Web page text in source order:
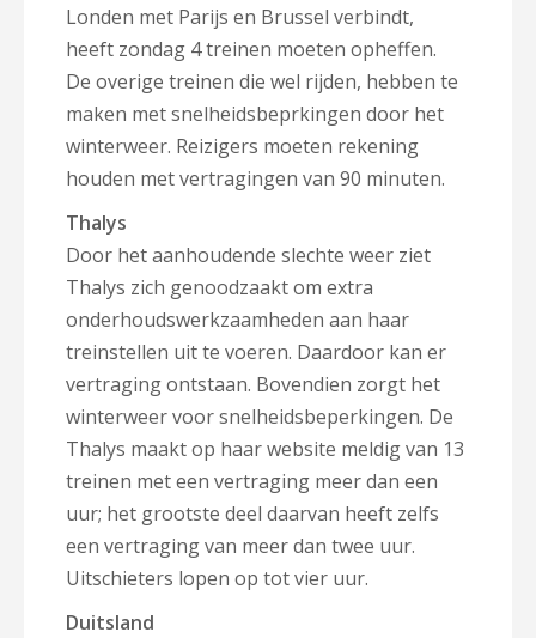
Londen met Parijs en Brussel verbindt,
heeft zondag 4 treinen moeten opheffen.
De overige treinen die wel rijden, hebben te
maken met snelheidsbeprkingen door het
winterweer. Reizigers moeten rekening
houden met vertragingen van 90 minuten.
Thalys
Door het aanhoudende slechte weer ziet
Thalys zich genoodzaakt om extra
onderhoudswerkzaamheden aan haar
treinstellen uit te voeren. Daardoor kan er
vertraging ontstaan. Bovendien zorgt het
winterweer voor snelheidsbeperkingen. De
Thalys maakt op haar website meldig van 13
treinen met een vertraging meer dan een
uur; het grootste deel daarvan heeft zelfs
een vertraging van meer dan twee uur.
Uitschieters lopen op tot vier uur.
Duitsland